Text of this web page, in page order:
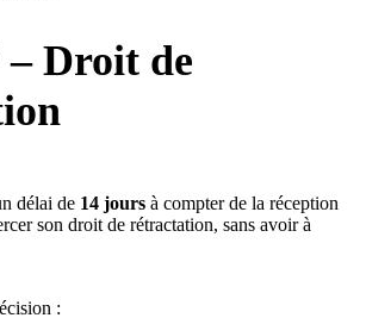
Droit de
délai de 14 jours à compter de la réception
son droit de rétractation, sans avoir à
: